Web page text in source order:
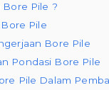
Bore Pile ?
Pile
Bore Pile
Pondasi Bore Pile
Pile Dalam